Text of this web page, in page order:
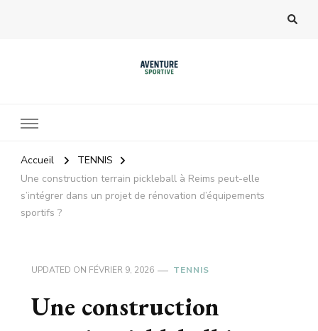
Accueil
TENNIS
Une construction terrain pickleball à Reims peut-elle
s’intégrer dans un projet de rénovation d’équipements
sportifs ?
UPDATED ON FÉVRIER 9, 2026 TENNIS
Une construction